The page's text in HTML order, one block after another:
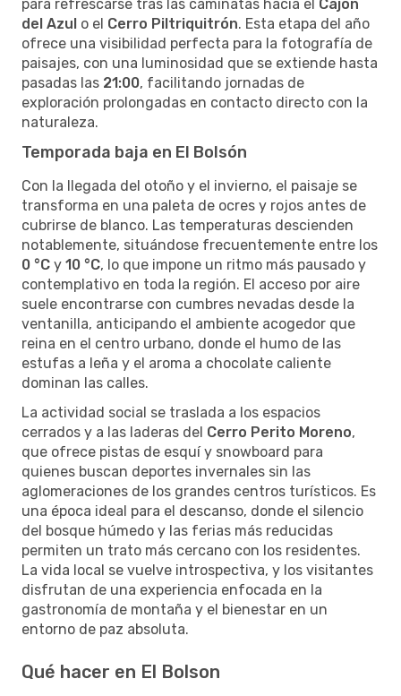
para refrescarse tras las caminatas hacia el Cajón
del Azul o el Cerro Piltriquitrón. Esta etapa del año
ofrece una visibilidad perfecta para la fotografía de
paisajes, con una luminosidad que se extiende hasta
pasadas las 21:00, facilitando jornadas de
exploración prolongadas en contacto directo con la
naturaleza.
Temporada baja en El Bolsón
Con la llegada del otoño y el invierno, el paisaje se
transforma en una paleta de ocres y rojos antes de
cubrirse de blanco. Las temperaturas descienden
notablemente, situándose frecuentemente entre los
0 °C y 10 °C, lo que impone un ritmo más pausado y
contemplativo en toda la región. El acceso por aire
suele encontrarse con cumbres nevadas desde la
ventanilla, anticipando el ambiente acogedor que
reina en el centro urbano, donde el humo de las
estufas a leña y el aroma a chocolate caliente
dominan las calles.
La actividad social se traslada a los espacios
cerrados y a las laderas del Cerro Perito Moreno,
que ofrece pistas de esquí y snowboard para
quienes buscan deportes invernales sin las
aglomeraciones de los grandes centros turísticos. Es
una época ideal para el descanso, donde el silencio
del bosque húmedo y las ferias más reducidas
permiten un trato más cercano con los residentes.
La vida local se vuelve introspectiva, y los visitantes
disfrutan de una experiencia enfocada en la
gastronomía de montaña y el bienestar en un
entorno de paz absoluta.
Qué hacer en El Bolson